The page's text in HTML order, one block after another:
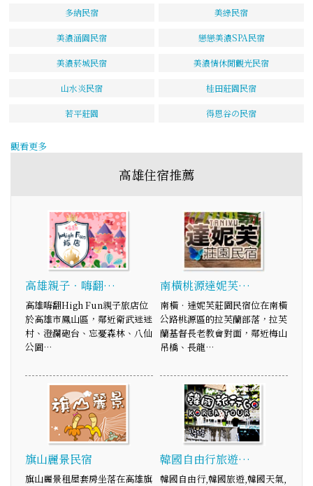
多納民宿 美綠民宿
美濃涵園民宿 戀戀美濃SPA民宿
美濃菸城民宿 美濃情休閒觀光民宿
山水炎民宿 桂田莊園民宿
若平莊園 得恩谷の民宿
觀看更多
高雄住宿推薦
高雄親子．嗨翻…
高雄嗨翻High Fun親子旅店位
於高雄市鳳山區，鄰近衛武迷迷
村、澄瀾砲台、忘憂森林、八仙
公園…
南橫桃源達妮芙…
南橫‧達妮芙莊園民宿位在南橫
公路桃源區的拉芙蘭部落，拉芙
蘭基督長老教會對面，鄰近梅山
吊橋、長龍…
旗山麗景民宿
旗山麗景租屋套房坐落在高雄旗
韓國自由行旅遊…
韓國自由行,韓國旅遊,韓國天氣,